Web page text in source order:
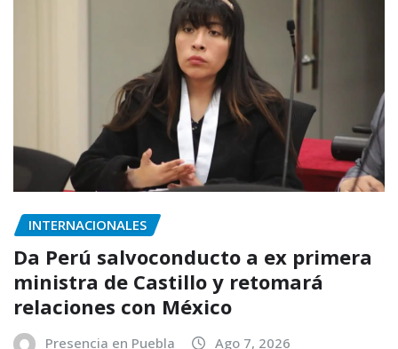
INTERNACIONALES
Da Perú salvoconducto a ex primera
ministra de Castillo y retomará
relaciones con México
Presencia en Puebla Ago 7, 2026